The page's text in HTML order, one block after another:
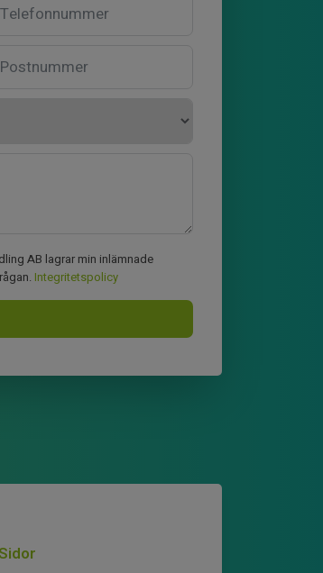
AB lagrar min inlämnade
Integritetspolicy